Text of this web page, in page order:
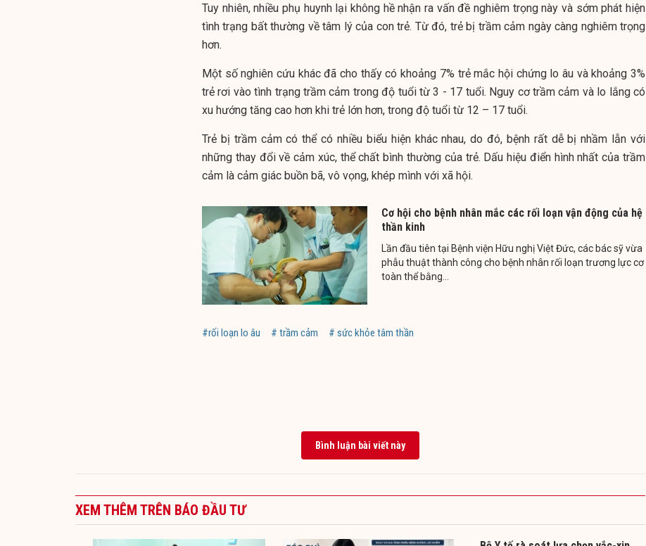
Tuy nhiên, nhiều phụ huynh lại không hề nhận ra vấn đề nghiêm trọng này và sớm phát hiện
tình trạng bất thường về tâm lý của con trẻ. Từ đó, trẻ bị trầm cảm ngày càng nghiêm trọng
hơn.
Một số nghiên cứu khác đã cho thấy có khoảng 7% trẻ mắc hội chứng lo âu và khoảng 3%
trẻ rơi vào tình trạng trầm cảm trong độ tuổi từ 3 - 17 tuổi. Nguy cơ trầm cảm và lo lắng có
xu hướng tăng cao hơn khi trẻ lớn hơn, trong độ tuổi từ 12 – 17 tuổi.
Trẻ bị trầm cảm có thể có nhiều biểu hiện khác nhau, do đó, bệnh rất dễ bị nhầm lẫn với
những thay đổi về cảm xúc, thể chất bình thường của trẻ. Dấu hiệu điển hình nhất của trầm
cảm là cảm giác buồn bã, vô vọng, khép mình với xã hội.
Cơ hội cho bệnh nhân mắc các rối loạn vận động của hệ
thần kinh
Lần đầu tiên tại Bệnh viện Hữu nghị Việt Đức, các bác sỹ vừa
phẫu thuật thành công cho bệnh nhân rối loạn trương lực cơ
toàn thể bằng...
#rối loạn lo âu # trầm cảm # sức khỏe tâm thần
Bình luận bài viết này
XEM THÊM TRÊN BÁO ĐẦU TƯ